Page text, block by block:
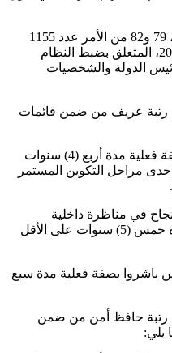
ألغيت أحكام الفصول 76، 79 و82 من الأمر عدد 1155
لسنة 2006، المؤرخ في 13 أفريل 2006، المتعلق بضبط النظام
الدولة والشخصيات
رتبة عريف من ضمن قائمات
‌أ. إلى الرقباء الأول الذين باشروا بصفة فعلية مدة أربع (4) سنوات
إحدى مراحل التكوين المستمر
في مناظرة داخلية
بالاختبارات وباشروا بصفة فعلية مدة خمس (5) سنوات على الأقل
باشروا بصفة فعلية مدة سبع
رتبة حافظ أمن من ضمن
يلي: